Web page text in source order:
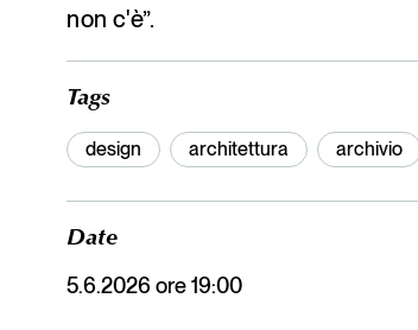
non c'è”.
Tags
design architettura archivio
Date
5.6.2026 ore 19:00